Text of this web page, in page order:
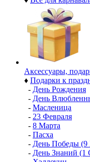
Аксессуары,
♦ Подарки к
- День Рождения
- День
- Масленица
- 23 Февраля
- 8 Марта
- Пасха
- День Победы (9
- День Знаний (1